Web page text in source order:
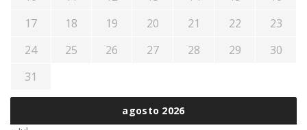
agosto 2026
17
18 19 20 21 22
23
24
25 26 27 28 29
30
31